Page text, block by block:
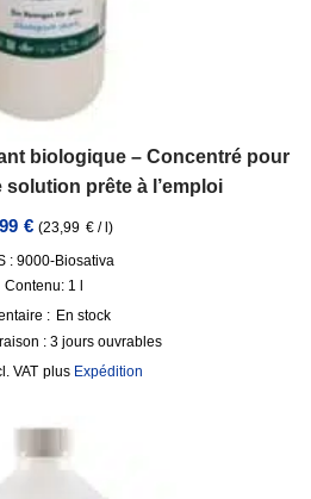
biologique – Concentré pour
solution prête à l’emploi
€ (23,99 € /l)
: 9000-Biosativa
Contenu: 1
: En stock
: 3 jours ouvrables
VAT plus Expédition